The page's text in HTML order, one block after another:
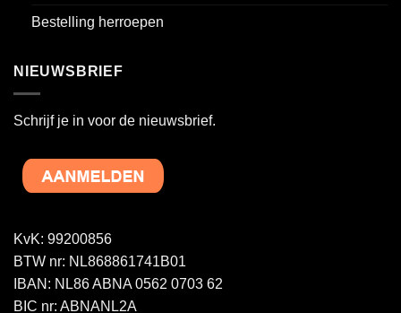
Bestelling herroepen
NIEUWSBRIEF
Schrijf je in voor de nieuwsbrief.
KvK: 99200856
BTW nr: NL868861741B01
IBAN: NL86 ABNA 0562 0703 62
BIC nr: ABNANL2A